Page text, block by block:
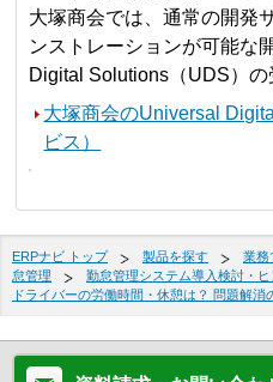
大塚商会では、通常の開発
ンストレーションが可能な
Digital Solutions（UDS）の
大塚商会のUniversal
ビス）
ERPナビ トップ 製品を探す 業務
怠管理
勤怠管理システム導入検討・
ドライバーの労働時間・休憩は？ 問題解消